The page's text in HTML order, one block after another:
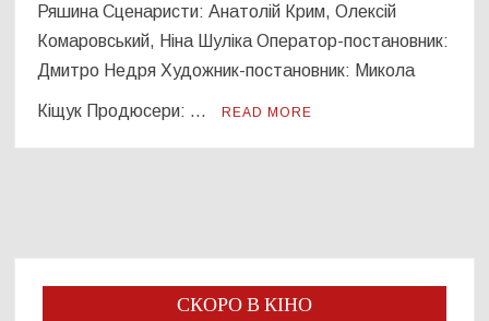
Ряшина Сценаристи: Анатолій Крим, Олексій
Комаровський, Ніна Шуліка Оператор-постановник:
Дмитро Недря Художник-постановник: Микола
Кіщук Продюсери: … READ MORE
СКОРО В КІНО